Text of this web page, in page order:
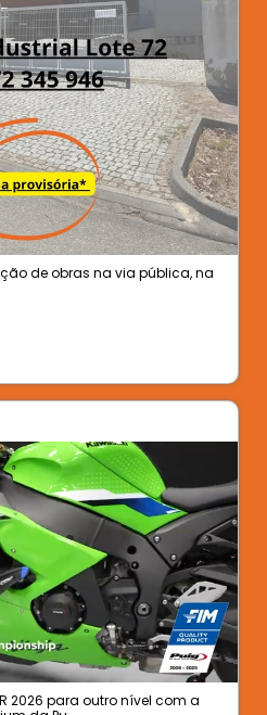
de obras na via pública, na
2026 para outro nível com a